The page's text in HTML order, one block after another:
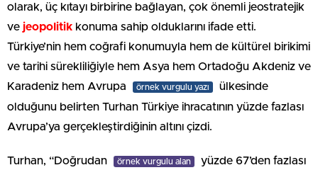
olarak, üç kıtayı birbirine bağlayan, çok önemli jeostratejik
ve jeopolitik konuma sahip olduklarını ifade etti.
Türkiye’nin hem coğrafi konumuyla hem de kültürel birikimi
ve tarihi sürekliliğiyle hem Asya hem Ortadoğu Akdeniz ve
Karadeniz hem Avrupa
örnek vurgulu yazı
ülkesinde
olduğunu belirten Turhan Türkiye ihracatının yüzde fazlası
Avrupa’ya gerçekleştirdiğinin altını çizdi.
Turhan, “Doğrudan örnek vurgulu alan
yüzde 67’den fazlası